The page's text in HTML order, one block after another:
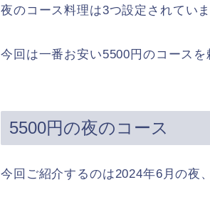
夜のコース料理は3つ設定されていま
今回は一番お安い5500円のコースを
5500円の夜のコース
今回ご紹介するのは2024年6月の夜